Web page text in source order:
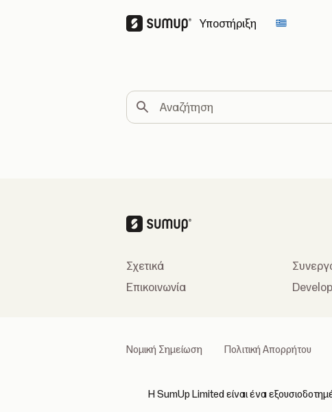
Υποστήριξη Change
Αναζήτηση
Σχετικά
Επικοινωνία
Νομική Σημείωση Πολιτική Απορρήτου
Η SumUp Limited είναι ένα